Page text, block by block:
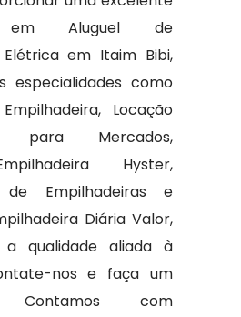
em Aluguel de
Elétrica em Itaim Bibi,
especialidades como
Locação
para Mercados,
Hyster,
de Empilhadeiras e
Diária Valor,
a qualidade aliada à
nos e faça um
Contamos com